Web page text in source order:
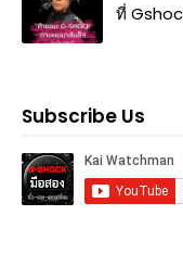
ที่
Subscribe Us